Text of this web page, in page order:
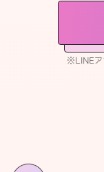
※LINEア